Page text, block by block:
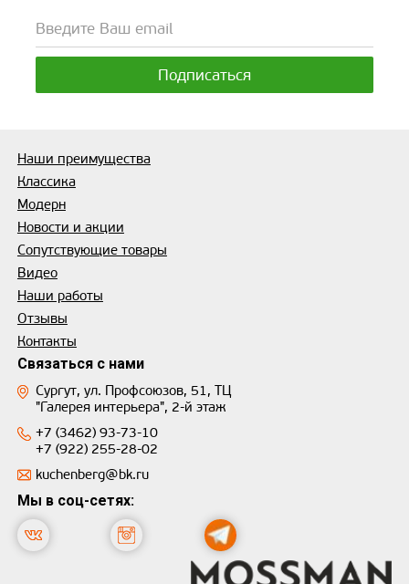
Наши преимущества
Классика
Модерн
Новости и акции
Сопутствующие товары
Видео
Наши работы
Отзывы
Контакты
Связаться с нами
Сургут, ул. Профсоюзов, 51, ТЦ
"Галерея интерьера", 2-й этаж
+7 (3462) 93-73-10
+7 (922) 255-28-02
kuchenberg@bk.ru
Мы в соц-сетях: